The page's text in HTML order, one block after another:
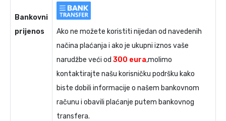
Bankovni
prijenos
Ako ne možete koristiti nijedan od navedenih
načina plaćanja i ako je ukupni iznos vaše
narudžbe veći od 300 eura,molimo
kontaktirajte našu korisničku podršku kako
biste dobili informacije o našem bankovnom
računu i obavili plaćanje putem bankovnog
transfera.